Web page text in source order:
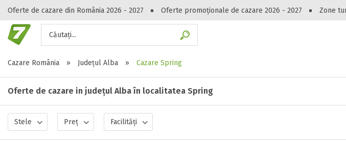
Oferte de cazare din România 2026 - 2027 Oferte promoționale de cazare 2026 - 2027 Zone
Căutați...
Peste 10545
Gasești hoteluri, pensiuni, vile,
Cazare România
» Județul Alba » Cazare Spring
Oferte de cazare in județul Alba în localitatea Spring
Stele Preț Facilități